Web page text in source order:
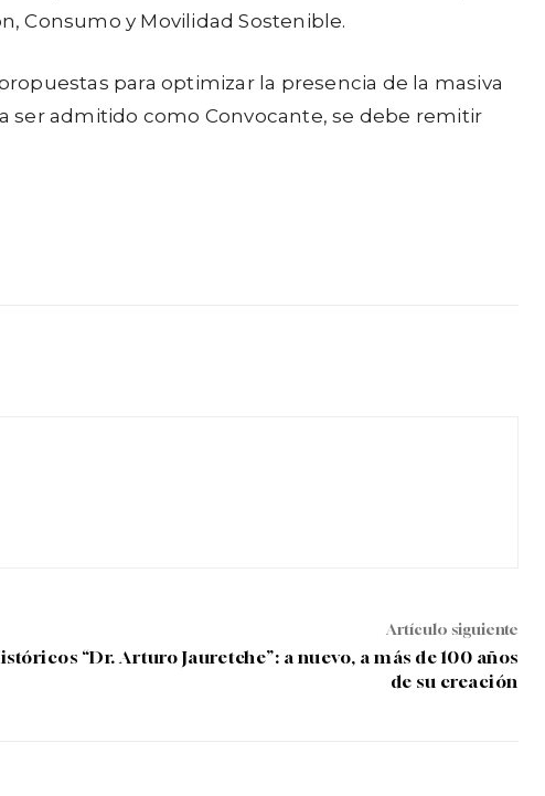
Consumo y Movilidad Sostenible.
para optimizar la presencia de la masiva
ser admitido como Convocante, se debe remitir
Artículo siguiente
“Dr. Arturo Jauretche”: a nuevo, a más de 100 años
de su creación